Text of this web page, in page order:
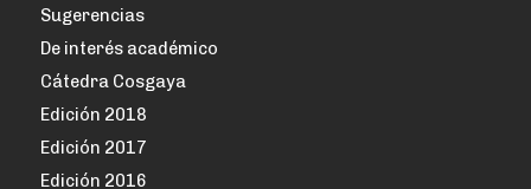
Sugerencias
De interés académico
Cátedra Cosgaya
Edición 2018
Edición 2017
Edición 2016